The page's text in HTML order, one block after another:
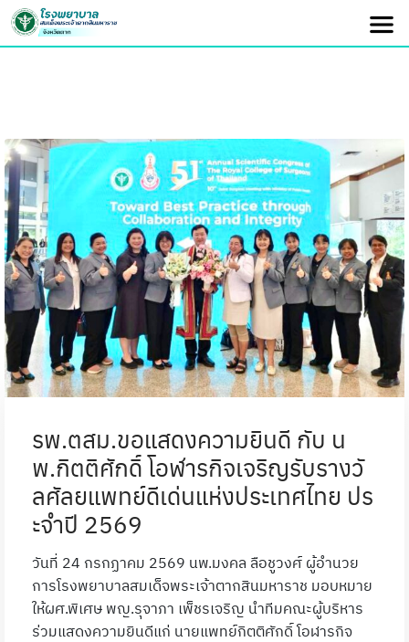
รพ.ตสม.ขอแสดงความยินดี กับ น
พ.กิตติศักดิ์ โอฬารกิจเจริญรับรางวั
ลศัลยแพทย์ดีเด่นแห่งประเทศไทย ปร
ะจำปี 2569
วันที่ 24 กรกฏาคม 2569 นพ.มงคล ลือชูวงศ์ ผู้อำนวย
การโรงพยาบาลสมเด็จพระเจ้าตากสินมหาราช มอบหมาย
ให้ผศ.พิเศษ พญ.รุจาภา เพ็ชรเจริญ นำทีมคณะผู้บริหาร
ร่วมแสดงความยินดีแก่ นายแพทย์กิตติศักดิ์ โอฬารกิจ